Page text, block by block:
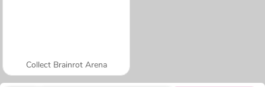
Collect Brainrot Arena